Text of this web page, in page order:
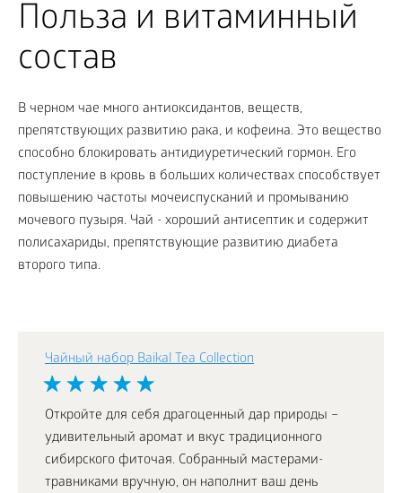
Польза и витаминный
состав
В черном чае много антиоксидантов, веществ,
препятствующих развитию рака, и кофеина. Это вещество
способно блокировать антидиуретический гормон. Его
поступление в кровь в больших количествах способствует
повышению частоты мочеиспусканий и промыванию
мочевого пузыря. Чай - хороший антисептик и содержит
полисахариды, препятствующие развитию диабета
второго типа.
Чайный набор Baikal Tea Collection
Откройте для себя драгоценный дар природы –
удивительный аромат и вкус традиционного
сибирского фиточая. Собранный мастерами-
травниками вручную, он наполнит ваш день